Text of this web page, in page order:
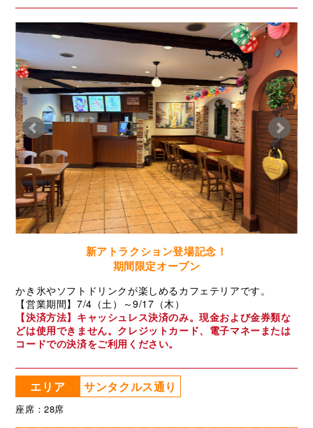
新アトラクション登場記念！
期間限定オープン
かき氷やソフトドリンクが楽しめるカフェテリアです。
【営業期間】7/4（土）～9/17（木）
【決済方法】キャッシュレス決済のみ。現金および金券類な
どは使用できません。クレジットカード、電子マネーまたは
コードでの決済をご利用ください。
エリア サンタクルス通り
座席：28席